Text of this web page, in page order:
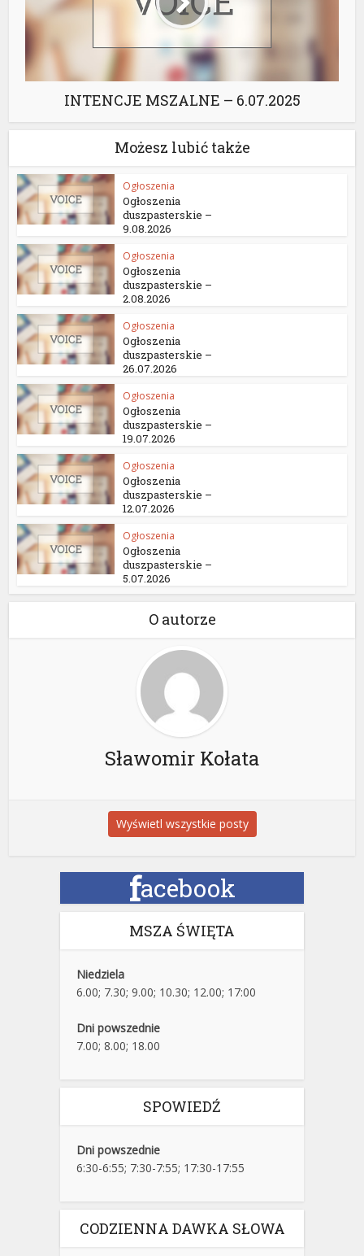
INTENCJE MSZALNE – 6.07.2025
Możesz lubić także
Ogłoszenia
Ogłoszenia
duszpasterskie –
9.08.2026
Ogłoszenia
Ogłoszenia
duszpasterskie –
2.08.2026
Ogłoszenia
Ogłoszenia
duszpasterskie –
26.07.2026
Ogłoszenia
Ogłoszenia
duszpasterskie –
19.07.2026
Ogłoszenia
Ogłoszenia
duszpasterskie –
12.07.2026
Ogłoszenia
Ogłoszenia
duszpasterskie –
5.07.2026
O autorze
Sławomir Kołata
Wyświetl wszystkie posty
facebook
MSZA ŚWIĘTA
Niedziela
6.00; 7.30; 9.00; 10.30; 12.00; 17:00
Dni powszednie
7.00; 8.00; 18.00
SPOWIEDŹ
Dni powszednie
6:30-6:55; 7:30-7:55; 17:30-17:55
CODZIENNA DAWKA SŁOWA